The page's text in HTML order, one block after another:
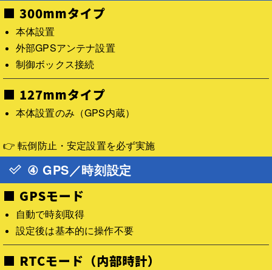
■ 300mmタイプ
本体設置
外部GPSアンテナ設置
制御ボックス接続
■ 127mmタイプ
本体設置のみ（GPS内蔵）
👉 転倒防止・安定設置を必ず実施
④ GPS／時刻設定
■ GPSモード
自動で時刻取得
設定後は基本的に操作不要
■ RTCモード（内部時計）